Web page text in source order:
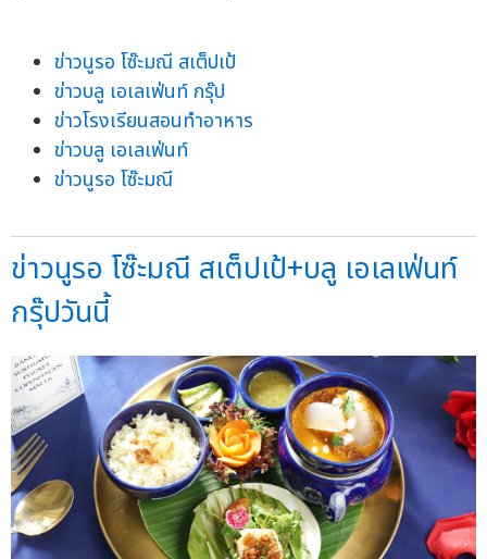
ข่าวนูรอ โซ๊ะมณี สเต็ปเป้
ข่าวบลู เอเลเฟ่นท์ กรุ๊ป
ข่าวโรงเรียนสอนทำอาหาร
ข่าวบลู เอเลเฟ่นท์
ข่าวนูรอ โซ๊ะมณี
ข่าวนูรอ โซ๊ะมณี สเต็ปเป้+บลู เอเลเฟ่นท์
กรุ๊ปวันนี้